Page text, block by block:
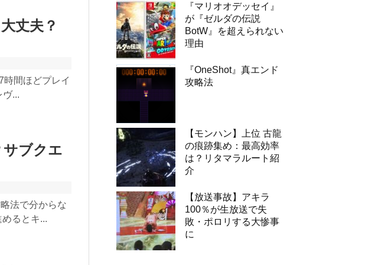
丈夫？
間ほどプレイ
ヴ...
サブクエ
法で分からな
るとキ...
『マリオオデッセイ』
が『ゼルダの伝説
BotW』を超えられない
理由
『OneShot』真エンド
攻略法
【モンハン】上位 古龍
の痕跡集め：最高効率
は？リタマラルート紹
介
【放送事故】アキラ
100％が生放送で失
敗・ポロリする大惨事
に